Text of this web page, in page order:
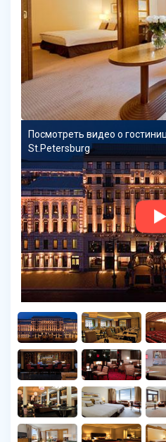
Посмотреть видео о
St.Petersburg